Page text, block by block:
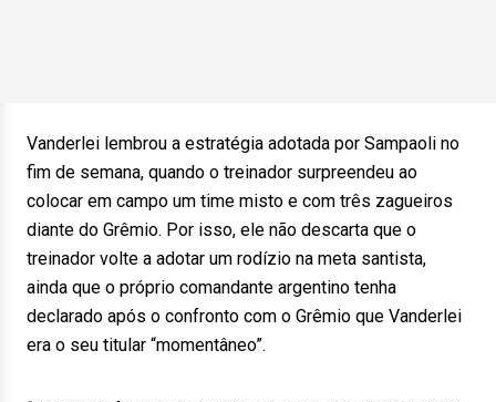
Vanderlei lembrou a estratégia adotada por Sampaoli no
fim de semana, quando o treinador surpreendeu ao
colocar em campo um time misto e com três zagueiros
diante do Grêmio. Por isso, ele não descarta que o
treinador volte a adotar um rodízio na meta santista,
ainda que o próprio comandante argentino tenha
declarado após o confronto com o Grêmio que Vanderlei
era o seu titular “momentâneo”.